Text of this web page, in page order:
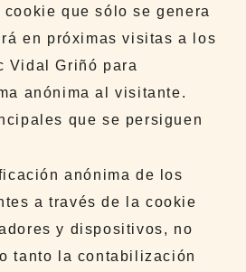
que sólo se genera
en próximas visitas a los
Vidal Griñó para
anónima al visitante.
que se persiguen
anónima de los
a través de la cookie
y dispositivos, no
tanto la contabilización